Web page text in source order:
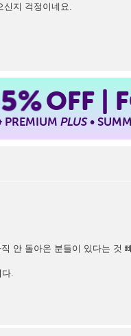
지 걱정이네요.
OFF |
PREMIUMPLUS•
안 돌아온 분들이 있다는 것
.